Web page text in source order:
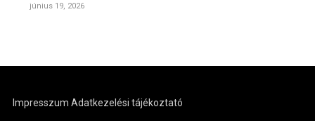
június 19, 2026
Impresszum Adatkezelési tájékoztató